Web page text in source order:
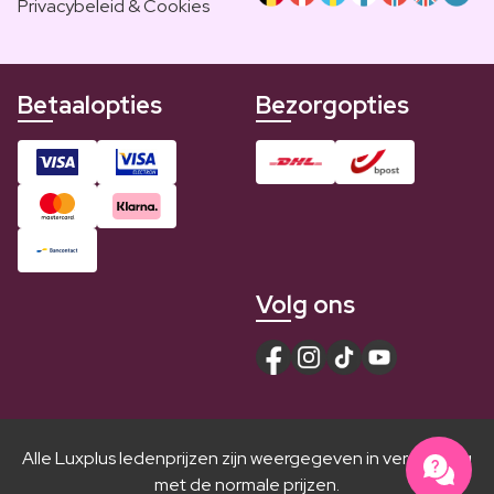
Privacybeleid & Cookies
Betaalopties Bezorgopties
Volg ons
Alle Luxplus ledenprijzen zijn weergegeven in vergelijking
met de normale prijzen.